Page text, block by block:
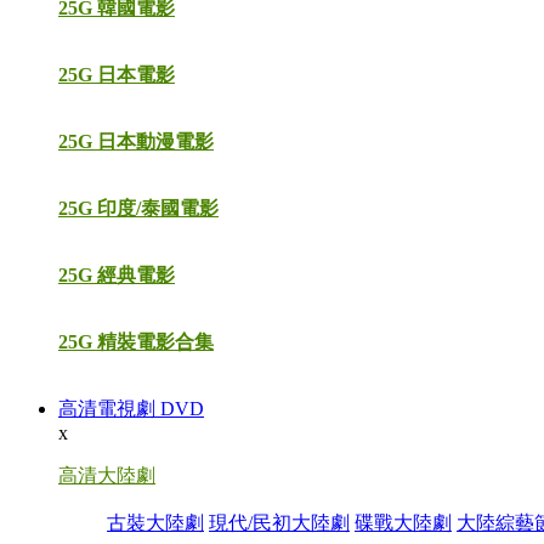
25G 韓國電影
25G 日本電影
25G 日本動漫電影
25G 印度/泰國電影
25G 經典電影
25G 精裝電影合集
高清電視劇 DVD
x
高清大陸劇
古裝大陸劇 現代/民初大陸劇 碟戰大陸劇 大陸綜藝